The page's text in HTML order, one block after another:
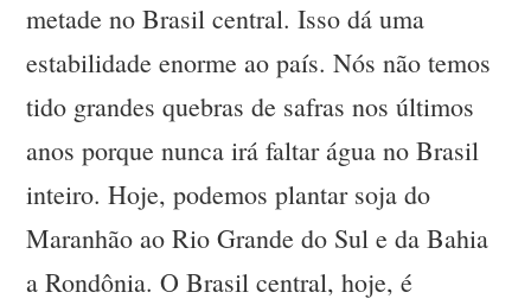
metade no Brasil central. Isso dá uma
estabilidade enorme ao país. Nós não temos
tido grandes quebras de safras nos últimos
anos porque nunca irá faltar água no Brasil
inteiro. Hoje, podemos plantar soja do
Maranhão ao Rio Grande do Sul e da Bahia
a Rondônia. O Brasil central, hoje, é